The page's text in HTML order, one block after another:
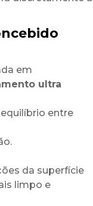
em
ultra
entre
da superfície
limpo e